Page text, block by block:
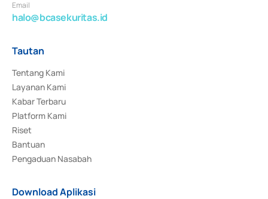
Email
halo@bcasekuritas.id
Tautan
Tentang Kami
Layanan Kami
Kabar Terbaru
Platform Kami
Riset
Bantuan
Pengaduan Nasabah
Download Aplikasi